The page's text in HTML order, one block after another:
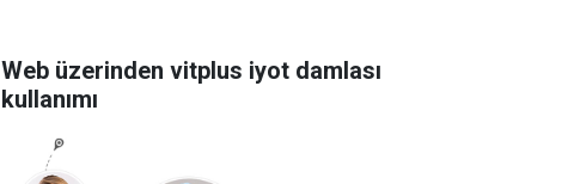
Web üzerinden vitplus iyot damlası
kullanımı